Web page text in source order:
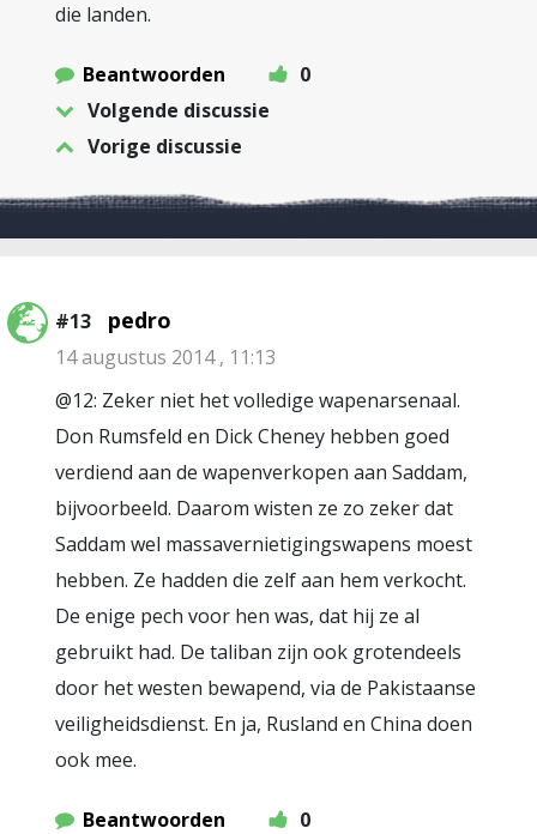
die landen.
Beantwoorden
0
Volgende discussie
Vorige discussie
#13 pedro
14 augustus 2014 , 11:13
@12: Zeker niet het volledige wapenarsenaal.
Don Rumsfeld en Dick Cheney hebben goed
verdiend aan de wapenverkopen aan Saddam,
bijvoorbeeld. Daarom wisten ze zo zeker dat
Saddam wel massavernietigingswapens moest
hebben. Ze hadden die zelf aan hem verkocht.
De enige pech voor hen was, dat hij ze al
gebruikt had. De taliban zijn ook grotendeels
door het westen bewapend, via de Pakistaanse
veiligheidsdienst. En ja, Rusland en China doen
ook mee.
Beantwoorden
0